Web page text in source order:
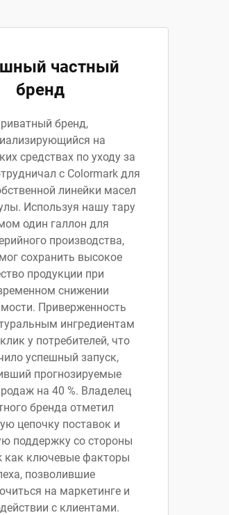
частный
бренд
бренд,
на
средствах по уходу за
с Colormark для
линейки масел
Используя нашу тару
один галлон для
производства,
сохранить высокое
продукции при
снижении
Приверженность
ингредиентам
у потребителей, что
успешный запуск,
прогнозируемые
на 40 %. Владелец
бренда отметил
цепочку поставок и
поддержку со стороны
как ключевые факторы
позволившие
на маркетинге и
с клиентами.